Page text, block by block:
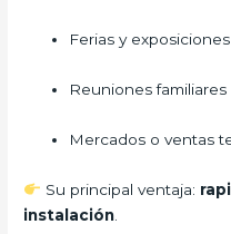
Ferias y exposiciones
Reuniones familiares
Mercados o ventas
Su principal ventaja:
instalación